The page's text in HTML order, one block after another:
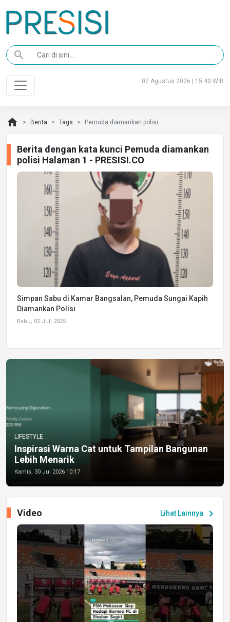
search
07 Agustus 2026 | 15:40 WIB
home Berita Tags Pemuda diamankan polisi
Berita dengan kata kunci Pemuda diamankan
polisi Halaman 1 - PRESISI.CO
Simpan Sabu di Kamar Bangsalan, Pemuda Sungai Kapih
Diamankan Polisi
Rabu, 02 Juli 2025
LIFESTYLE
Inspirasi Warna Cat untuk Tampilan Bangunan
Lebih Menarik
Kamis, 30 Jul 2026 10:17
Lihat Lainnya chevron_right
Video